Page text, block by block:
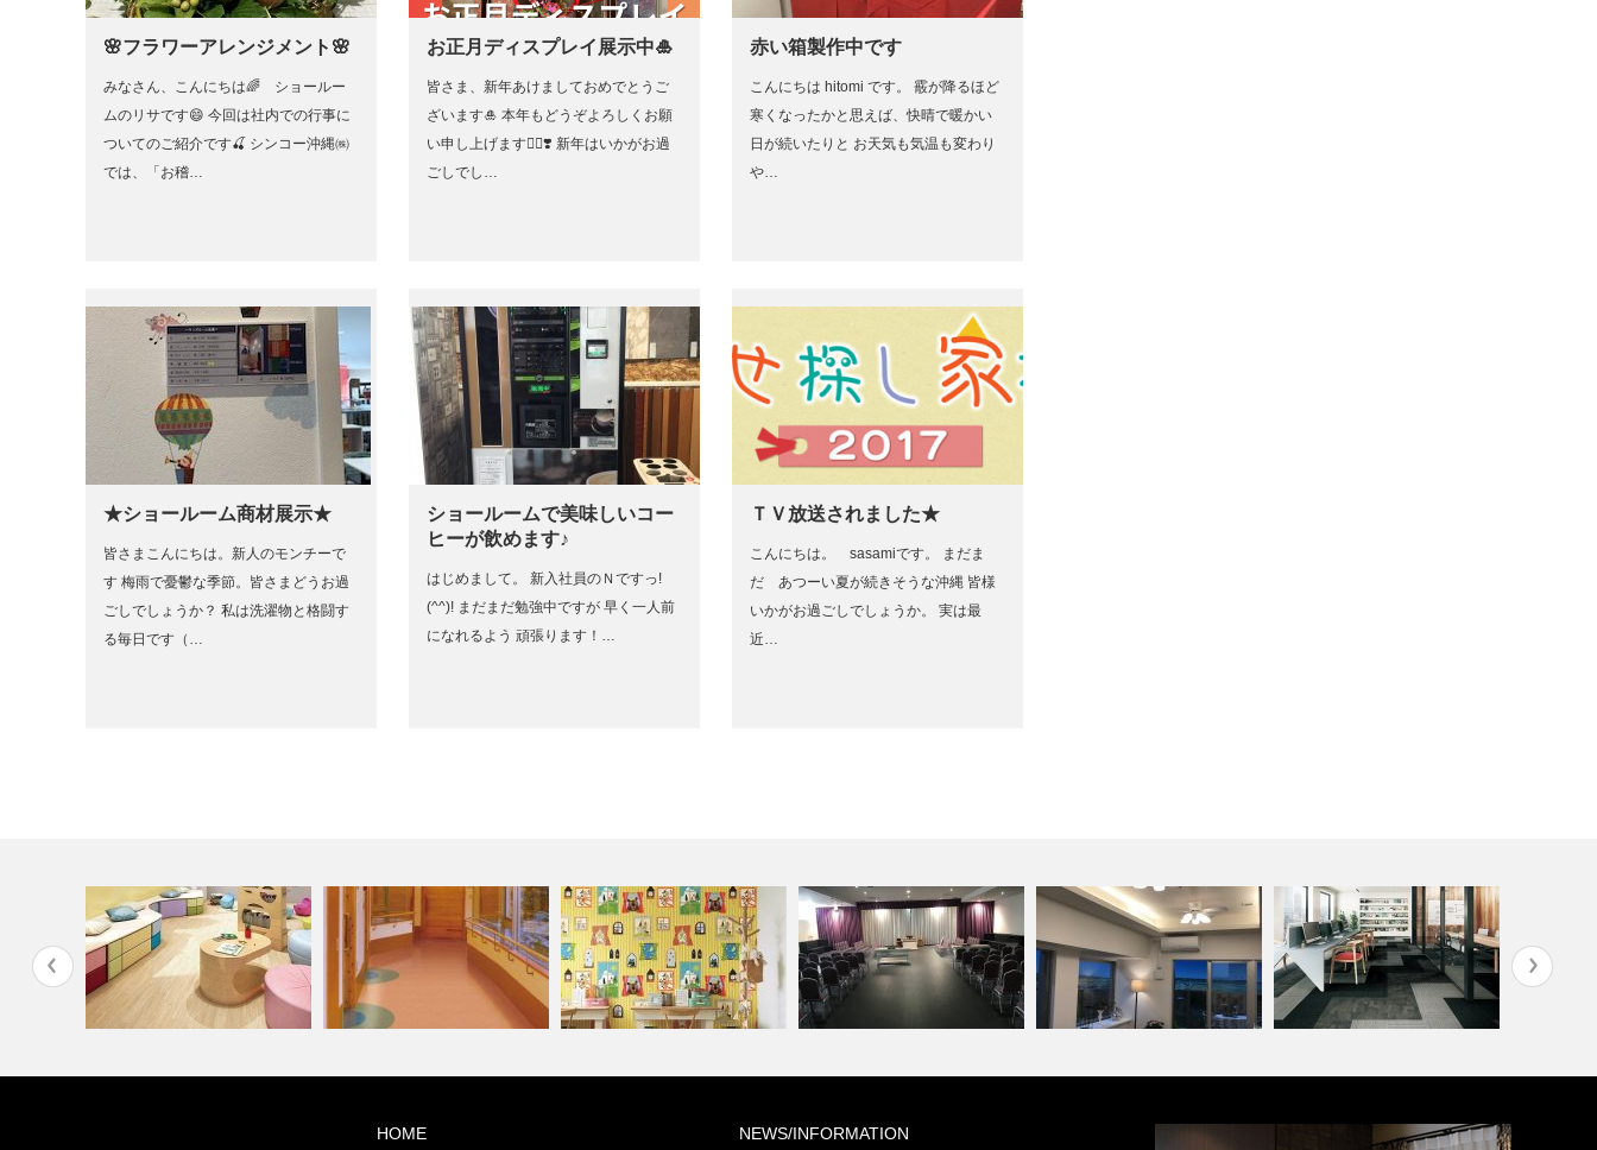
🌸フラワーアレンジメント🌸
みなさん、こんにちは🌈 ショールー
ムのリサです😄 今回は社内での行事に
ついてのご紹介です🍒 シンコー沖縄㈱
では、「お稽…
お正月ディスプレイ展示中🎍
皆さま、新年あけましておめでとうご
ざいます🎍 本年もどうぞよろしくお願
い申し上げます🙇‍♀️❣️ 新年はいかがお過
ごしでし…
赤い箱製作中です
こんにちは hitomi です。 霰が降るほど
寒くなったかと思えば、快晴で暖かい
日が続いたりと お天気も気温も変わり
や…
★ショールーム商材展示★
皆さまこんにちは。新人のモンチーで
す 梅雨で憂鬱な季節。皆さまどうお過
ごしでしょうか？ 私は洗濯物と格闘す
る毎日です（…
ショールームで美味しいコー
ヒーが飲めます♪
はじめまして。 新入社員のＮですっ!
(^^)! まだまだ勉強中ですが 早く一人前
になれるよう 頑張ります！…
ＴＶ放送されました★
こんにちは。 sasamiです。 まだま
だ あつーい夏が続きそうな沖縄 皆様
いかがお過ごしでしょうか。 実は最
近…
ート集)
葬祭ホール いなんせ会館
HOME NEWS/INFORMATION